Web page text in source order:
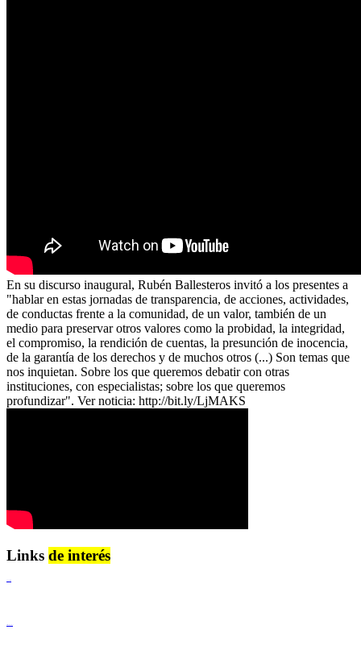
En su discurso inaugural, Rubén Ballesteros invitó a los presentes a
"hablar en estas jornadas de transparencia, de acciones, actividades,
de conductas frente a la comunidad, de un valor, también de un
medio para preservar otros valores como la probidad, la integridad,
el compromiso, la rendición de cuentas, la presunción de inocencia,
de la garantía de los derechos y de muchos otros (...) Son temas que
nos inquietan. Sobre los que queremos debatir con otras
instituciones, con especialistas; sobre los que queremos
profundizar". Ver noticia: http://bit.ly/LjMAKS
Links de interés